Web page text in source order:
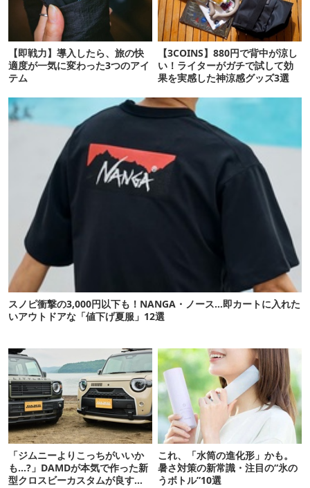
【即戦力】導入したら、旅の快
適度が一気に変わった3つのアイ
テム
【3COINS】880円で背中が涼し
い！ライターがガチで試して効
果を実感した神涼感グッズ3選
スノピ衝撃の3,000円以下も！NANGA・ノース…即カートに入れた
いアウトドアな「値下げ夏服」12選
「ジムニーよりこっちがいいか
も…?」DAMDが本気で作った新
型クロスビーカスタムが良すぎ
これ、「水筒の進化形」かも。
暑さ対策の新常識・注目の“氷の
うボトル”10選